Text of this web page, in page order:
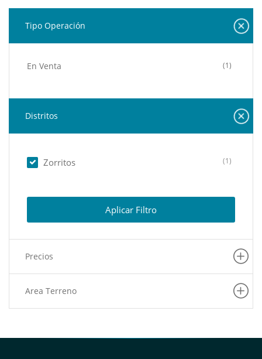
Tipo Operación
En Venta (1)
Distritos
Zorritos (1)
Aplicar Filtro
Precios
Area Terreno